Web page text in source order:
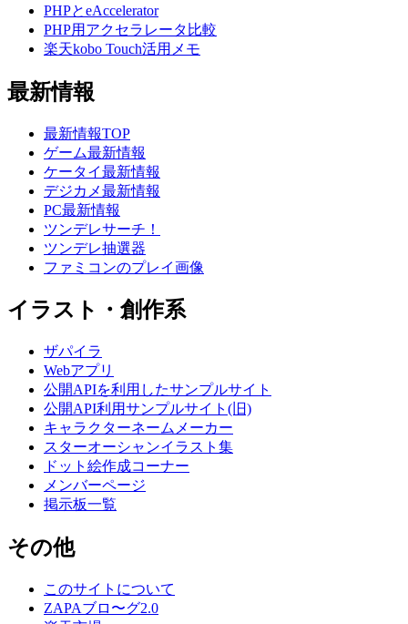
PHPとeAccelerator
PHP用アクセラレータ比較
楽天kobo Touch活用メモ
最新情報
最新情報TOP
ゲーム最新情報
ケータイ最新情報
デジカメ最新情報
PC最新情報
ツンデレサーチ！
ツンデレ抽選器
ファミコンのプレイ画像
イラスト・創作系
ザパイラ
Webアプリ
公開APIを利用したサンプルサイト
公開API利用サンプルサイト(旧)
キャラクターネームメーカー
スターオーシャンイラスト集
ドット絵作成コーナー
メンバーページ
掲示板一覧
その他
このサイトについて
ZAPAブロ〜グ2.0